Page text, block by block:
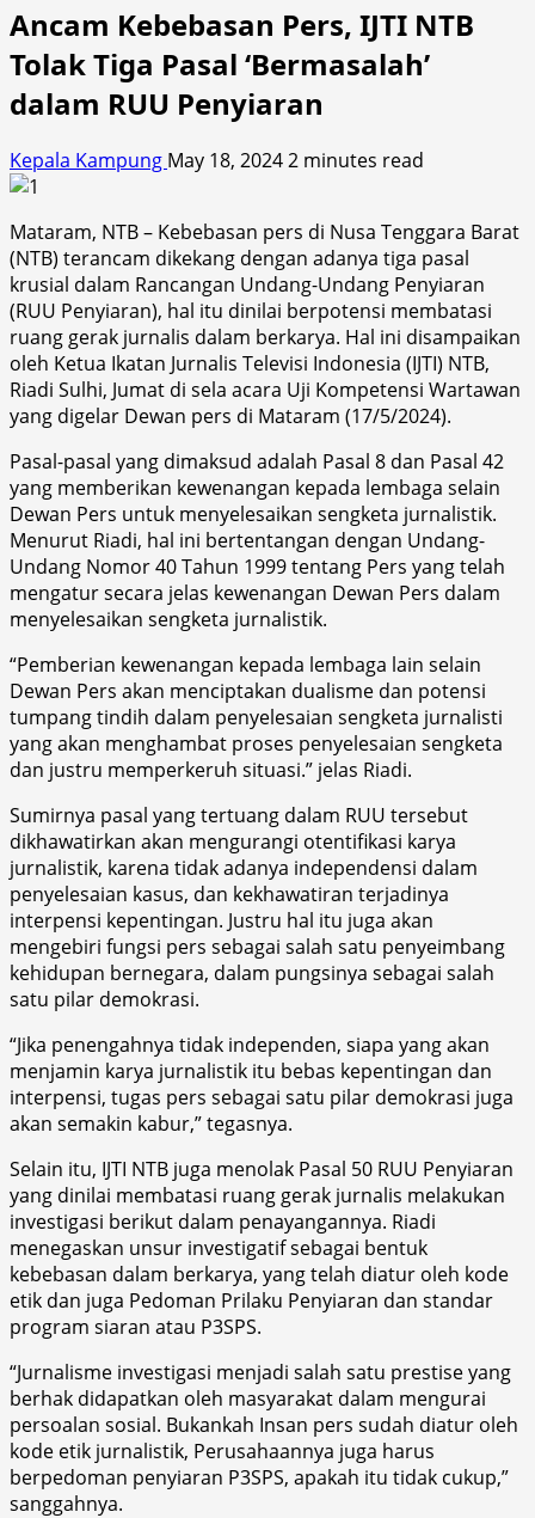
Ancam Kebebasan Pers, IJTI NTB
Tolak Tiga Pasal ‘Bermasalah’
dalam RUU Penyiaran
Kepala Kampung May 18, 20242 minutes read
Mataram, NTB – Kebebasan pers di Nusa Tenggara Barat
(NTB) terancam dikekang dengan adanya tiga pasal
krusial dalam Rancangan Undang-Undang Penyiaran
(RUU Penyiaran), hal itu dinilai berpotensi membatasi
ruang gerak jurnalis dalam berkarya. Hal ini disampaikan
oleh Ketua Ikatan Jurnalis Televisi Indonesia (IJTI) NTB,
Riadi Sulhi, Jumat di sela acara Uji Kompetensi Wartawan
yang digelar Dewan pers di Mataram (17/5/2024).
Pasal-pasal yang dimaksud adalah Pasal 8 dan Pasal 42
yang memberikan kewenangan kepada lembaga selain
Dewan Pers untuk menyelesaikan sengketa jurnalistik.
Menurut Riadi, hal ini bertentangan dengan Undang-
Undang Nomor 40 Tahun 1999 tentang Pers yang telah
mengatur secara jelas kewenangan Dewan Pers dalam
menyelesaikan sengketa jurnalistik.
“Pemberian kewenangan kepada lembaga lain selain
Dewan Pers akan menciptakan dualisme dan potensi
tumpang tindih dalam penyelesaian sengketa jurnalisti
yang akan menghambat proses penyelesaian sengketa
dan justru memperkeruh situasi.” jelas Riadi.
Sumirnya pasal yang tertuang dalam RUU tersebut
dikhawatirkan akan mengurangi otentifikasi karya
jurnalistik, karena tidak adanya independensi dalam
penyelesaian kasus, dan kekhawatiran terjadinya
interpensi kepentingan. Justru hal itu juga akan
mengebiri fungsi pers sebagai salah satu penyeimbang
kehidupan bernegara, dalam pungsinya sebagai salah
satu pilar demokrasi.
“Jika penengahnya tidak independen, siapa yang akan
menjamin karya jurnalistik itu bebas kepentingan dan
interpensi, tugas pers sebagai satu pilar demokrasi juga
akan semakin kabur,” tegasnya.
Selain itu, IJTI NTB juga menolak Pasal 50 RUU Penyiaran
yang dinilai membatasi ruang gerak jurnalis melakukan
investigasi berikut dalam penayangannya. Riadi
menegaskan unsur investigatif sebagai bentuk
kebebasan dalam berkarya, yang telah diatur oleh kode
etik dan juga Pedoman Prilaku Penyiaran dan standar
program siaran atau P3SPS.
“Jurnalisme investigasi menjadi salah satu prestise yang
berhak didapatkan oleh masyarakat dalam mengurai
persoalan sosial. Bukankah Insan pers sudah diatur oleh
kode etik jurnalistik, Perusahaannya juga harus
berpedoman penyiaran P3SPS, apakah itu tidak cukup,”
sanggahnya.